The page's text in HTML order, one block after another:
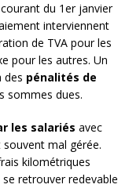
courant du 1er janvier
interviennent
de TVA pour les
pour les autres. Un
des pénalités de
sommes dues.
les salariés avec
mal gérée.
kilométriques
retrouver redevable